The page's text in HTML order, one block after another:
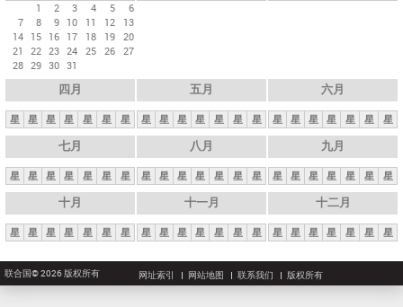
1
2 3 4 5
6
7
8 9 10 11 12
13
14 15 16 17 18 19 20
21
22 23 24 25 26 27
28 29 30 31
四月
星 星 星 星 星 星 星
五月
星 星 星 星 星 星 星
六月
星 星 星 星 星 星 星
七月
星 星 星 星 星 星 星
八月
星 星 星 星 星 星 星
九月
星 星 星 星 星 星 星
十月
星 星 星 星 星 星 星
十一月
星 星 星 星 星 星 星
十二月
星 星 星 星 星 星 星
联合国© 2026 版权所有 网址索引 网站地图 联系我们 版权所有